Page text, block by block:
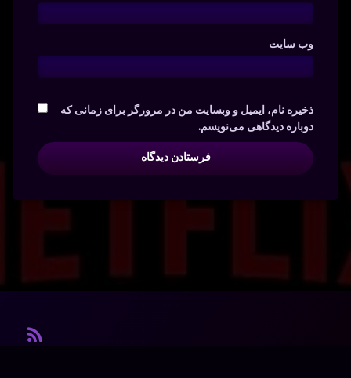
وب‌ سایت
ذخیره نام، ایمیل و وبسایت من در مرورگر برای زمانی که
دوباره دیدگاهی می‌نویسم.
آر